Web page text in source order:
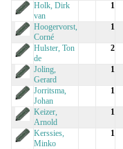
Holk, Dirk
van
1
Hoogervorst,
Corné
1
Hulster, Ton
de
2
Joling,
Gerard
1
Jorritsma,
Johan
1
Keizer,
Arnold
1
Kerssies,
Minko
1